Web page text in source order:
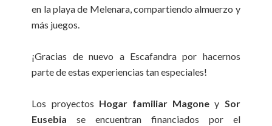
en la playa de Melenara, compartiendo almuerzo y
más juegos.
¡Gracias de nuevo a Escafandra por hacernos
parte de estas experiencias tan especiales!
Los proyectos Hogar familiar Magone y Sor
Eusebia se encuentran financiados por el